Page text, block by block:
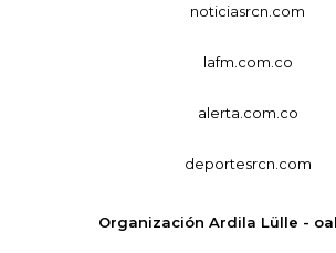
noticiasrcn.com
lafm.com.co
alerta.com.co
deportesrcn.com
Organización Ardila Lülle -